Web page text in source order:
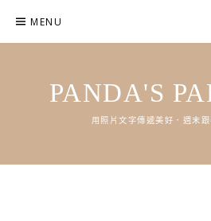
content
MENU
PANDA'S
用照片文字傳遞美好．週末